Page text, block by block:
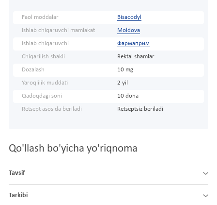
Faol moddalar Bisacodyl
Ishlab chiqaruvchi mamlakat Moldova
Ishlab chiqaruvchi Фармаприм
Chiqarilish shakli Rektal shamlar
Dozalash 10 mg
Yaroqlilik muddati 2 yil
Qadoqdagi soni 10 dona
Retsept asosida beriladi Retseptsiz beriladi
Qo'llash bo'yicha yo'riqnoma
Tavsif
Tarkibi